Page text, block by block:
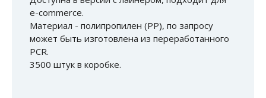
e-commerce.
Материал - полипропилен (РР), по запросу
может быть изготовлена из переработанного
PCR.
3500 штук в коробке.